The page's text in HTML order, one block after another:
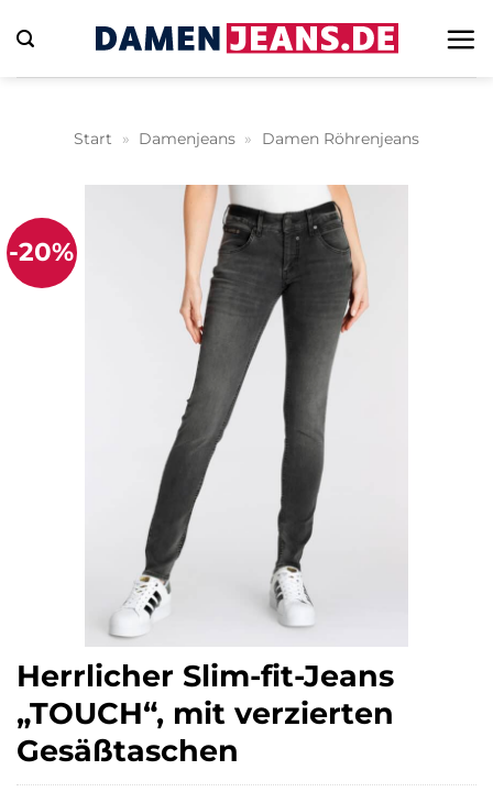
Inhalt
springen
Start » Damenjeans » Damen Röhrenjeans
-20%
Herrlicher Slim-fit-Jeans
„TOUCH“, mit verzierten
Gesäßtaschen